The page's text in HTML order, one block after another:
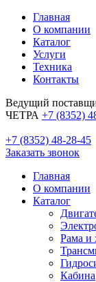
Главная
О компании
Каталог
Услуги
Техника
Контакты
Ведущий
ЧЕТРА +7 (8352)
+7 (8352) 48-28-45
Заказать звонок
Главная
О компании
Каталог
Рама и
Кабина